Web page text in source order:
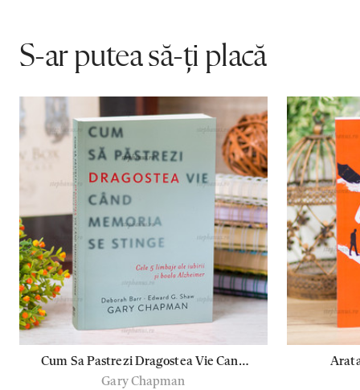
S-ar putea să-ți placă
Cum Sa Pastrezi Dragostea Vie Cand
Memoria Se Stinge
Gary Chapman